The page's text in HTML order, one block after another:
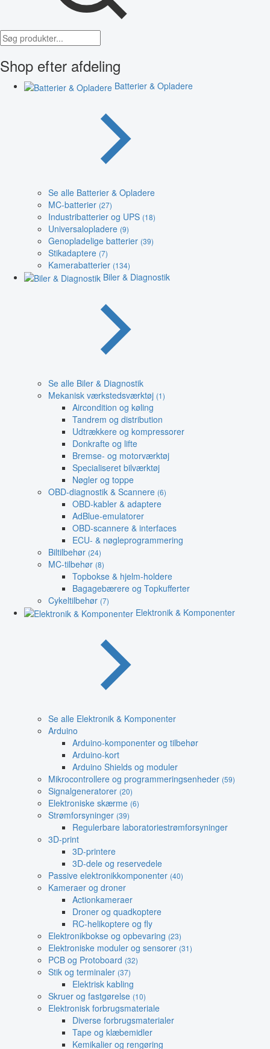
Shop efter afdeling
Batterier & Opladere
Se alle Batterier & Opladere
MC-batterier (27)
Industribatterier og UPS (18)
Universalopladere (9)
Genopladelige batterier (39)
Stikadaptere (7)
Kamerabatterier (134)
Biler & Diagnostik
Se alle Biler & Diagnostik
Mekanisk værkstedsværktøj (1)
Aircondition og køling
Tandrem og distribution
Udtrækkere og kompressorer
Donkrafte og lifte
Bremse- og motorværktøj
Specialiseret bilværktøj
Nøgler og toppe
OBD-diagnostik & Scannere (6)
OBD-kabler & adaptere
AdBlue-emulatorer
OBD-scannere & interfaces
ECU- & nøgleprogrammering
Biltilbehør (24)
MC-tilbehør (8)
Topbokse & hjelm-holdere
Bagagebærere og Topkufferter
Cykeltilbehør (7)
Elektronik & Komponenter
Se alle Elektronik & Komponenter
Arduino
Arduino-komponenter og tilbehør
Arduino-kort
Arduino Shields og moduler
Mikrocontrollere og programmeringsenheder (59)
Signalgeneratorer (20)
Elektroniske skærme (6)
Strømforsyninger (39)
Regulerbare laboratoriestrømforsyninger
3D-print
3D-printere
3D-dele og reservedele
Passive elektronikkomponenter (40)
Kameraer og droner
Actionkameraer
Droner og quadkoptere
RC-helikoptere og fly
Elektronikbokse og opbevaring (23)
Elektroniske moduler og sensorer (31)
PCB og Protoboard (32)
Stik og terminaler (37)
Elektrisk kabling
Skruer og fastgørelse (10)
Elektronisk forbrugsmateriale
Diverse forbrugsmaterialer
Tape og klæbemidler
Kemikalier og rengøring